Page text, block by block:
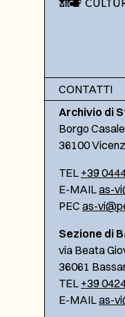
CONTATTI
Archivio di
Borgo
36100
TEL +39
E-MAILas-
PEC as-
Sezione di
via Beata
36061
TEL +39
E-MAILas-